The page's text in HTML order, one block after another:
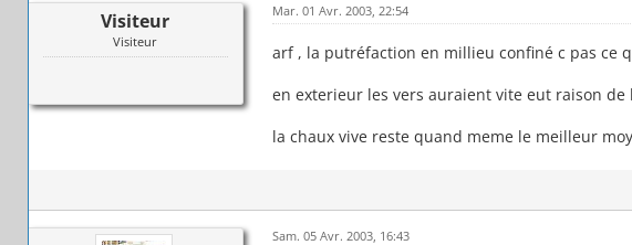
Visiteur
Visiteur
Mar. 01 Avr. 2003, 22:54
arf , la putréfaction en millieu confiné c pas ce
en exterieur les vers auraient vite eut raison de
la chaux vive reste quand meme le meilleur
Sam. 05 Avr. 2003, 16:43